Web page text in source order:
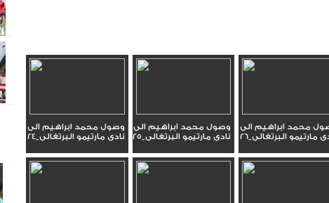
محمد ابراهيم الى
مارتيمو البرتغالى_26
وصول محمد ابراهيم الى
نادى مارتيمو البرتغالى_25
وصول محمد ابراهيم الى
نادى مارتيمو البرتغالى_24